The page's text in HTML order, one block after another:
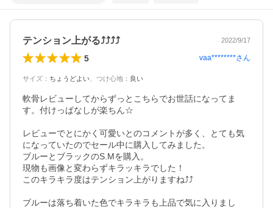
テンション上がる⤴︎⤴⤴︎⤴︎ 2022/9/17
5 vaa********さん
サイズ ： ちょうどよい つけ心地 ： 良い
軟骨レビューしてからずっとこちらでお世話になってま
す。付けっぱなしが楽ちん☆
レビューでとにかく可愛いとのコメントが多く、とても気
になっていたのでセール中に購入してみました。
ブルーとブラックのS.Mを購入。
現物も画像と変わらずキラッキラでした！
このキラキラ度はテンション上がりますね⤴︎⤴
ブルーは落ち着いた色でキラキラも上品で気に入りまし